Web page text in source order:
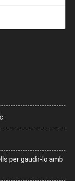
per gaudir-lo amb